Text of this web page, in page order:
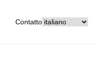
Contatto